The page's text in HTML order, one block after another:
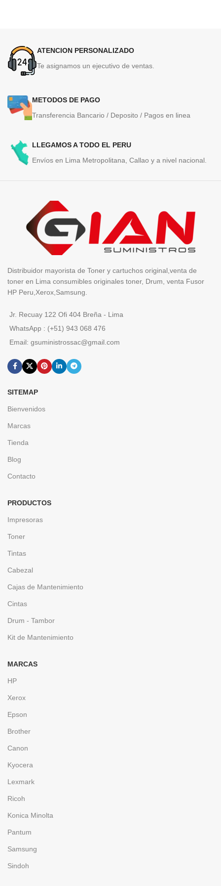
ATENCION PERSONALIZADO
Te asignamos un ejecutivo de ventas.
METODOS DE PAGO
Transferencia Bancario / Deposito / Pagos en linea
LLEGAMOS A TODO EL PERU
Envíos en Lima Metropolitana, Callao y a nivel nacional.
Distribuidor mayorista de Toner y cartuchos original,venta de
toner en Lima consumibles originales toner, Drum, venta Fusor
HP Peru,Xerox,Samsung.
Jr. Recuay 122 Ofi 404 Breña - Lima
WhatsApp : (+51) 943 068 476
Email: gsuministrossac@gmail.com
SITEMAP
Bienvenidos
Marcas
Tienda
Blog
Contacto
PRODUCTOS
Impresoras
Toner
Tintas
Cabezal
Cajas de Mantenimiento
Cintas
Drum - Tambor
Kit de Mantenimiento
MARCAS
HP
Xerox
Epson
Brother
Canon
Kyocera
Lexmark
Ricoh
Konica Minolta
Pantum
Samsung
Sindoh